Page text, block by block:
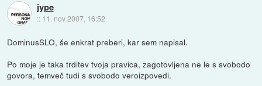
jype
:: 11. nov 2007, 16:52
DominusSLO, še enkrat preberi, kar sem napisal.
Po moje je taka trditev tvoja pravica, zagotovljena ne le s svobodo
govora, temveč tudi s svobodo veroizpovedi.